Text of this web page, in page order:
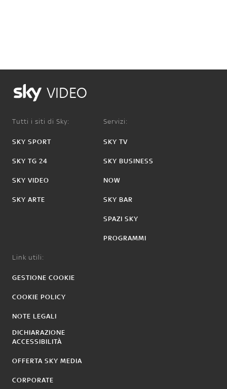
VIDEO
Tutti i siti di Sky:
SKY SPORT
SKY TG 24
SKY VIDEO
SKY ARTE
Servizi:
SKY TV
SKY BUSINESS
NOW
SKY BAR
SPAZI SKY
PROGRAMMI
Link utili:
GESTIONE COOKIE
COOKIE POLICY
NOTE LEGALI
DICHIARAZIONE
ACCESSIBILITÀ
OFFERTA SKY MEDIA
CORPORATE